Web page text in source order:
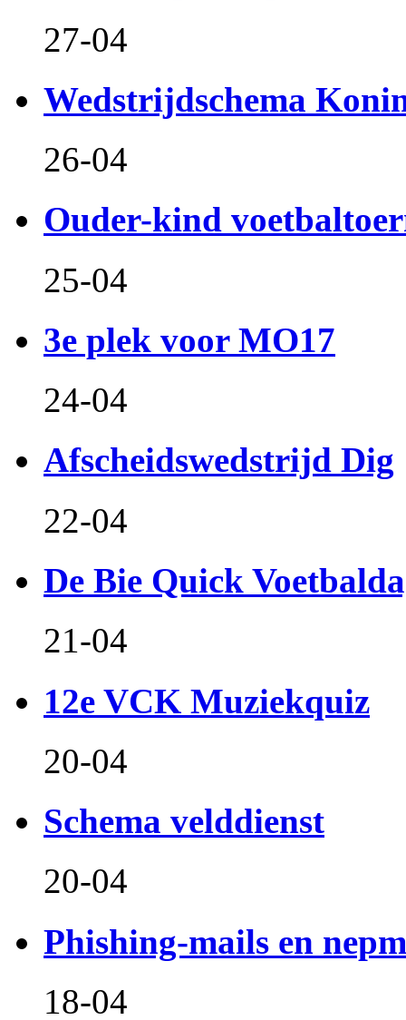
27-04
Wedstrijdschema
26-04
Ouder-kind
25-04
3e plek voor MO17
24-04
Afscheidswedstrijd Dig
22-04
De Bie Quick
21-04
12e VCK Muziekquiz
20-04
Schema velddienst
20-04
Phishing-mails en
18-04